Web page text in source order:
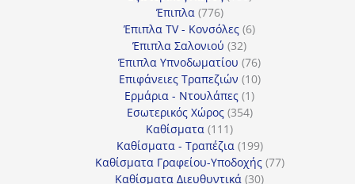
Έπιπλα 776776
προϊόντα
Έπιπλα TV - Κονσόλες 66
Έπιπλα Σαλονιού 3232
προϊόντα
Έπιπλα Υπνοδωματίου 7676
προϊόντα
Επιφάνειες Τραπεζιών 1010
Ερμάρια - Ντουλάπες 11
προϊόν
Εσωτερικός Χώρος 354354
Καθίσματα 111111
προϊόντα
Καθίσματα - Τραπέζια 199199
προϊόντα
Καθίσματα Γραφείου-Υποδοχής 7777
Καθίσματα Διευθυντικά 3030